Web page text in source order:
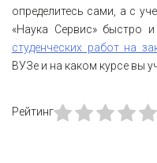
определитесь сами, а с
«Наука Сервис» быстро
студенческих работ на
ВУЗе и на каком курсе вы
Рейтинг